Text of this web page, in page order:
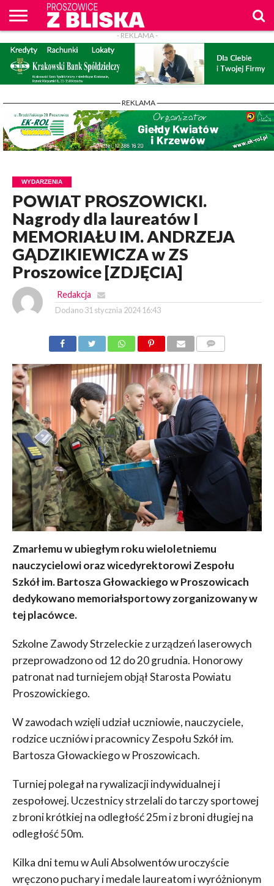
O
NAS
WIADOMOŚCI
ZAPYTAM
WPROST
CENNIK
REKLAM
PROSZOWICE
Z BLISKA
KONTAKT
- REKLAMA -
- REKLAMA -
WYDARZENIA
POWIAT PROSZOWICKI.
Nagrody dla laureatów I
MEMORIAŁU IM. ANDRZEJA
GĄDZIKIEWICZA w ZS
Proszowice [ZDJĘCIA]
Redakcja
Dodano 31 stycznia 2024 16:43
Zmarłemu w ubiegłym roku wieloletniemu
nauczycielowi oraz wicedyrektorowi Zespołu
Szkół im. Bartosza Głowackiego w Proszowicach
dedykowano memoriałsportowy zorganizowany w
tej placówce.
Szkolne Zawody Strzeleckie z urządzeń laserowych
przeprowadzono od 12 do 20 grudnia. Honorowy
patronat nad turniejem objął Starosta Powiatu
Proszowickiego.
W zawodach wzięli udział uczniowie, nauczyciele,
rodzice uczniów i pracownicy Zespołu Szkół im.
Bartosza Głowackiego w Proszowicach.
Turniej polegał na rywalizacji indywidualnej i
zespołowej. Uczestnicy strzelali do tarczy sportowej
z broni krótkiej na odległość 25m i z broni długiej na
odległość 50m.
Kilka dni temu w Auli Absolwentów uroczyście
wręczono puchary i medale laureatom i wyróżnionym